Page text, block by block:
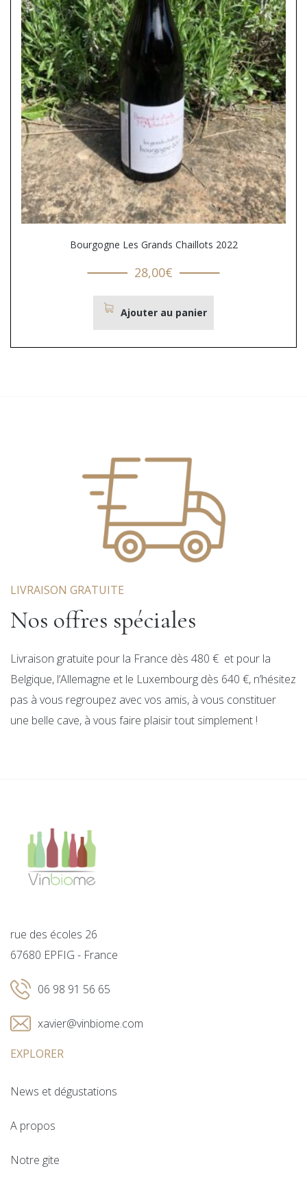
Bourgogne Les Grands Chaillots 2022
28,00€
Ajouter au panier
LIVRAISON GRATUITE
Nos offres spéciales
Livraison gratuite pour la France dès 480 € et pour la
Belgique, l’Allemagne et le Luxembourg dès 640 €, n’hésitez
pas à vous regroupez avec vos amis, à vous constituer
une belle cave, à vous faire plaisir tout simplement !
rue des écoles 26
67680 EPFIG - France
06 98 91 56 65
xavier@vinbiome.com
EXPLORER
News et dégustations
A propos
Notre gite